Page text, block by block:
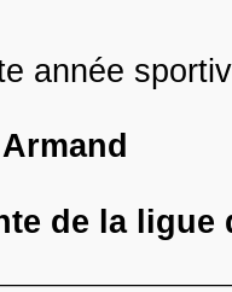
année
de la ligue